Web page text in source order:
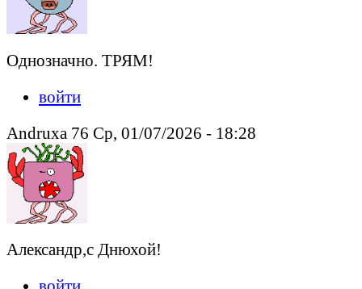
Однозначно. ТРЯМ!
войти
Andruxa 76 Ср, 01/07/2026 - 18:28
Александр,с Днюхой!